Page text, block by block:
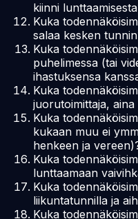
kiinni
Kuka
salaa kesken
Kuka
puhelimessa (tai
ihastuksensa
Kuka
juorutoimittaja,
Kuka
kukaan muu ei
henkeen ja
Kuka
lunttaamaan
Kuka
liikuntatunnilla ja
Kuka